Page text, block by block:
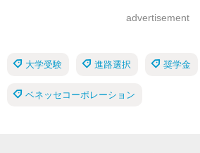
advertisement
大学受験 進路選択 奨学金
ベネッセコーポレーション